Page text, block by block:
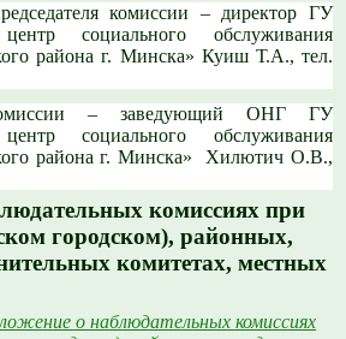
комиссии – директор ГУ
социального обслуживания
района г. Минска» Куиш Т.А., тел.
– заведующий ОНГ ГУ
социального обслуживания
района г. Минска» Хилютич О.В.,
комиссиях при
городском), районных,
комитетах, местных
о наблюдательных комиссиях